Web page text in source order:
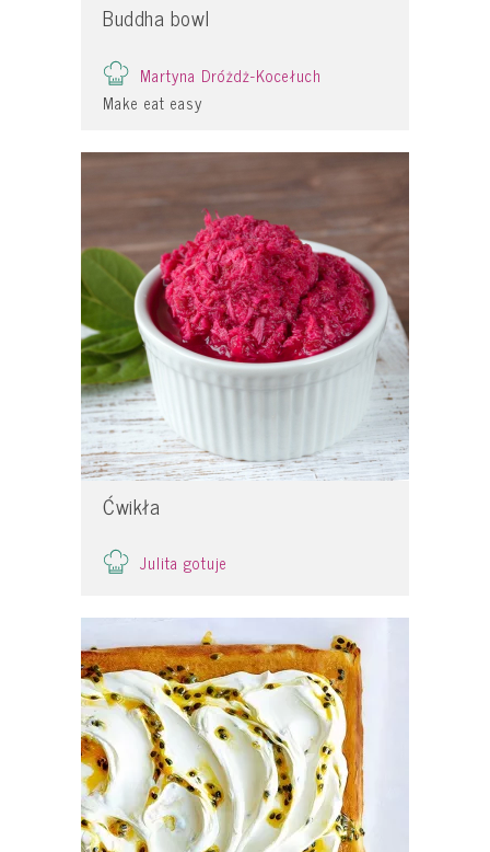
Buddha bowl
Martyna Dróżdż-Kocełuch
Make eat easy
Ćwikła
Julita gotuje